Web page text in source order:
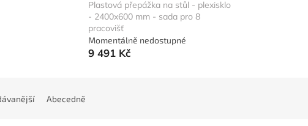
Plastová přepážka na stůl - plexisklo
- 2400x600 mm - sada pro 8
pracovišť
Momentálně nedostupné
9 491 Kč
Abecedně